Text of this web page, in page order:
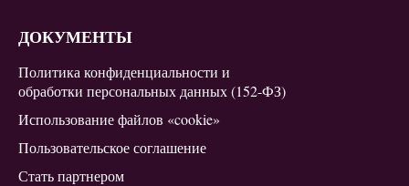
ДОКУМЕНТЫ
Политика конфиденциальности и
обработки персональных данных (152-ФЗ)
Использование файлов «cookie»
Пользовательское соглашение
Стать партнером